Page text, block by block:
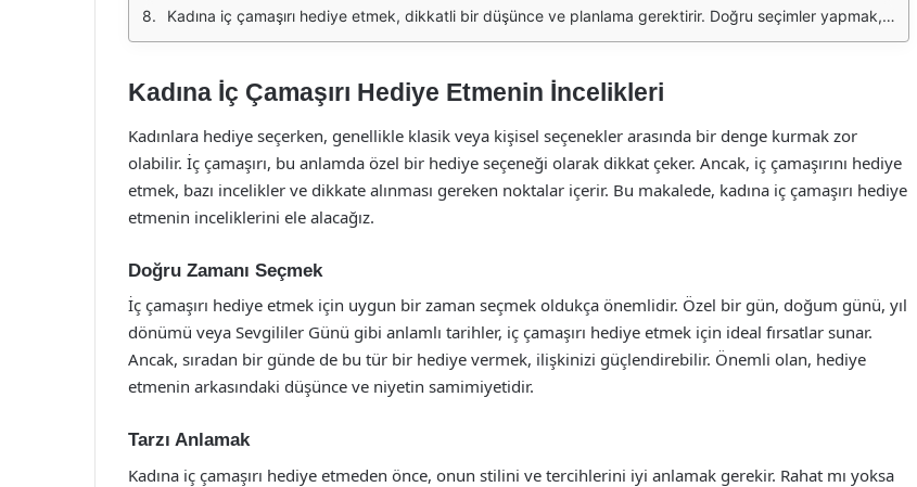
Kadına iç çamaşırı hediye etmek, dikkatli bir düşünce ve planlama gerektirir. Doğru seçimler yapmak, ilişkinizin kalitesini artırabilir ve ona olan ilginizi daha da derinleştirebilir. Bu özel hediye, doğru bir yaklaşımla verildiğinde, hem sizi hem de hediye ettiğiniz kişiyi mutlu edecektir.
Kadına İç Çamaşırı Hediye Etmenin İncelikleri
Kadınlara hediye seçerken, genellikle klasik veya kişisel seçenekler arasında bir denge kurmak zor
olabilir. İç çamaşırı, bu anlamda özel bir hediye seçeneği olarak dikkat çeker. Ancak, iç çamaşırını hediye
etmek, bazı incelikler ve dikkate alınması gereken noktalar içerir. Bu makalede, kadına iç çamaşırı hediye
etmenin inceliklerini ele alacağız.
Doğru Zamanı Seçmek
İç çamaşırı hediye etmek için uygun bir zaman seçmek oldukça önemlidir. Özel bir gün, doğum günü, yıl
dönümü veya Sevgililer Günü gibi anlamlı tarihler, iç çamaşırı hediye etmek için ideal fırsatlar sunar.
Ancak, sıradan bir günde de bu tür bir hediye vermek, ilişkinizi güçlendirebilir. Önemli olan, hediye
etmenin arkasındaki düşünce ve niyetin samimiyetidir.
Tarzı Anlamak
Kadına iç çamaşırı hediye etmeden önce, onun stilini ve tercihlerini iyi anlamak gerekir. Rahat mı yoksa